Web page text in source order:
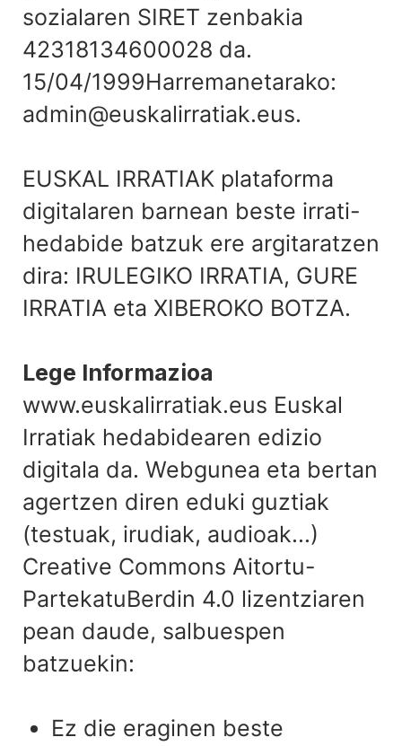
sozialaren SIRET zenbakia
42318134600028 da.
15/04/1999Harremanetarako:
admin@euskalirratiak.eus.
EUSKAL IRRATIAK plataforma
digitalaren barnean beste irrati-
hedabide batzuk ere argitaratzen
dira: IRULEGIKO IRRATIA, GURE
IRRATIA eta XIBEROKO BOTZA.
Lege Informazioa
www.euskalirratiak.eus Euskal
Irratiak hedabidearen edizio
digitala da. Webgunea eta bertan
agertzen diren eduki guztiak
(testuak, irudiak, audioak...)
Creative Commons Aitortu-
PartekatuBerdin 4.0 lizentziaren
pean daude, salbuespen
batzuekin:
Ez die eraginen beste